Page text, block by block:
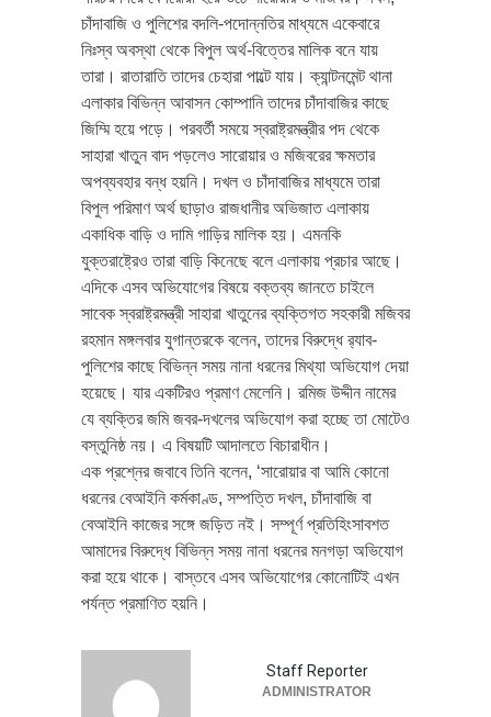
চাঁদাবাজি ও পুলিশের বদলি-পদোন্নতির মাধ্যমে একেবারে
নিঃস্ব অবস্থা থেকে বিপুল অর্থ-বিত্তের মালিক বনে যায়
তারা। রাতারাতি তাদের চেহারা পাল্টে যায়। ক্যান্টনমেন্ট থানা
এলাকার বিভিন্ন আবাসন কোম্পানি তাদের চাঁদাবাজির কাছে
জিম্মি হয়ে পড়ে। পরবর্তী সময়ে স্বরাষ্ট্রমন্ত্রীর পদ থেকে
সাহারা খাতুন বাদ পড়লেও সারোয়ার ও মজিবরের ক্ষমতার
অপব্যবহার বন্ধ হয়নি। দখল ও চাঁদাবাজির মাধ্যমে তারা
বিপুল পরিমাণ অর্থ ছাড়াও রাজধানীর অভিজাত এলাকায়
একাধিক বাড়ি ও দামি গাড়ির মালিক হয়। এমনকি
যুক্তরাষ্ট্রেও তারা বাড়ি কিনেছে বলে এলাকায় প্রচার আছে।
এদিকে এসব অভিযোগের বিষয়ে বক্তব্য জানতে চাইলে
সাবেক স্বরাষ্ট্রমন্ত্রী সাহারা খাতুনের ব্যক্তিগত সহকারী মজিবর
রহমান মঙ্গলবার যুগান্তরকে বলেন, তাদের বিরুদ্ধে র‌্যাব-
পুলিশের কাছে বিভিন্ন সময় নানা ধরনের মিথ্যা অভিযোগ দেয়া
হয়েছে। যার একটিরও প্রমাণ মেলেনি। রমিজ উদ্দীন নামের
যে ব্যক্তির জমি জবর-দখলের অভিযোগ করা হচ্ছে তা মোটেও
বস্তুনিষ্ঠ নয়। এ বিষয়টি আদালতে বিচারাধীন।
এক প্রশ্নের জবাবে তিনি বলেন, ‘সারোয়ার বা আমি কোনো
ধরনের বেআইনি কর্মকাণ্ড, সম্পত্তি দখল, চাঁদাবাজি বা
বেআইনি কাজের সঙ্গে জড়িত নই। সম্পূর্ণ প্রতিহিংসাবশত
আমাদের বিরুদ্ধে বিভিন্ন সময় নানা ধরনের মনগড়া অভিযোগ
করা হয়ে থাকে। বাস্তবে এসব অভিযোগের কোনোটিই এখন
পর্যন্ত প্রমাণিত হয়নি।
Staff Reporter
ADMINISTRATOR